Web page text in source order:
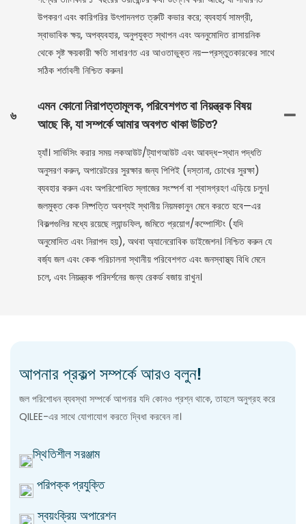
উপকরণ এবং কারিগরির উৎপাদনগত ত্রুটি কভার করে; ব্যবহার্য সামগ্রী,
স্বাভাবিক ক্ষয়, অপব্যবহার, অনুপযুক্ত স্থাপন এবং অননুমোদিত রাসায়নিক
থেকে সৃষ্ট ক্ষয়কারী ক্ষতি সাধারণত এর আওতাভুক্ত নয়—প্রস্তুতকারকের সাথে
সঠিক শর্তাবলী নিশ্চিত করুন।
৬
এমন কোনো নিরাপত্তামূলক, পরিবেশগত বা নিয়ন্ত্রক বিষয়
আছে কি, যা সম্পর্কে আমার অবগত থাকা উচিত?
হ্যাঁ। সার্ভিসিং করার সময় লকআউট/ট্যাগআউট এবং আবদ্ধ-স্থান পদ্ধতি
অনুসরণ করুন, অপারেটরের সুরক্ষার জন্য পিপিই (দস্তানা, চোখের সুরক্ষা)
ব্যবহার করুন এবং অপরিশোধিত স্লাজের সংস্পর্শ বা শ্বাসগ্রহণ এড়িয়ে চলুন।
জলমুক্ত কেক নিষ্পত্তি অবশ্যই স্থানীয় নিয়মকানুন মেনে করতে হবে—এর
বিকল্পগুলির মধ্যে রয়েছে ল্যান্ডফিল, জমিতে প্রয়োগ/কম্পোস্টিং (যদি
অনুমোদিত এবং নিরাপদ হয়), অথবা অ্যানেরোবিক ডাইজেশন। নিশ্চিত করুন যে
বর্জ্য জল এবং কেক পরিচালনা স্থানীয় পরিবেশগত এবং জনস্বাস্থ্য বিধি মেনে
চলে, এবং নিয়ন্ত্রক পরিদর্শনের জন্য রেকর্ড বজায় রাখুন।
আপনার প্রকল্প সম্পর্কে আরও বলুন!
জল পরিশোধন ব্যবস্থা সম্পর্কে আপনার যদি কোনও প্রশ্ন থাকে, তাহলে অনুগ্রহ করে
QILEE-এর সাথে যোগাযোগ করতে দ্বিধা করবেন না।
স্থিতিশীল সরঞ্জাম
পরিপক্ক প্রযুক্তি
স্বয়ংক্রিয় অপারেশন